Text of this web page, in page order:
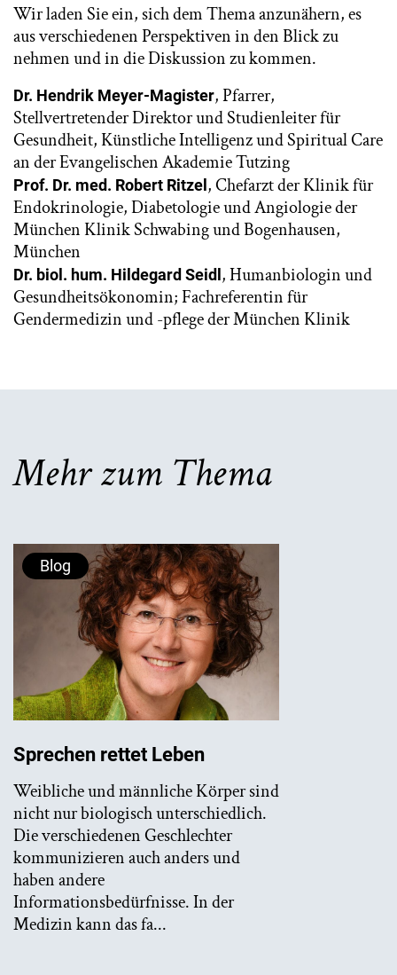
Wir laden Sie ein, sich dem Thema anzunähern, es
aus verschiedenen Perspektiven in den Blick zu
nehmen und in die Diskussion zu kommen.
Dr. Hendrik Meyer-Magister, Pfarrer,
Stellvertretender Direktor und Studienleiter für
Gesundheit, Künstliche Intelligenz und Spiritual Care
an der Evangelischen Akademie Tutzing
Prof. Dr. med. Robert Ritzel , Chefarzt der Klinik für
Endokrinologie, Diabetologie und Angiologie der
München Klinik Schwabing und Bogenhausen,
München
Dr. biol. hum. Hildegard Seidl , Humanbiologin und
Gesundheitsökonomin; Fachreferentin für
Gendermedizin und -pflege der München Klinik
Mehr zum Thema
Blog
Sprechen rettet Leben
Weibliche und männliche Körper sind
nicht nur biologisch unterschiedlich.
Die verschiedenen Geschlechter
kommunizieren auch anders und
haben andere
Informationsbedürfnisse. In der
Medizin kann das fa...